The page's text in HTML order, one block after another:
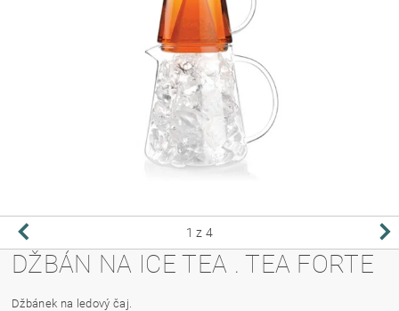
1 z 4
DŽBÁN NA ICE TEA . TEA FORTE
Džbánek na ledový čaj.